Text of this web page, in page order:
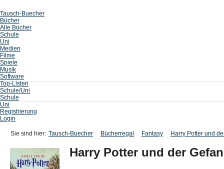
Tausch-Buecher
Bücher
Alle Bücher
Schule
Uni
Medien
Filme
Spiele
Musik
Software
Top-Listen
Schule/Uni
Schule
Uni
Registrierung
Login
Sie sind hier: Tausch-Buecher Bücherregal Fantasy Harry Potter und
Harry Potter und der